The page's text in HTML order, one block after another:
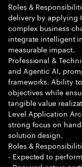
Roles &
delivery by applying
complex business
integrate intelligent
measurable impact.
Professional &
and Agentic AI,
frameworks. Ability
objectives while
tangible value
Level Application
strong focus on
solution design.
Roles &
- Expected to